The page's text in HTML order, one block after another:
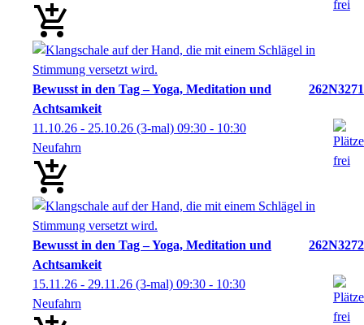
Bewusst in den Tag – Yoga, Meditation und
Achtsamkeit
262N3271
11.10.26 - 25.10.26 (3-mal) 09:30 - 10:30
Neufahrn
Bewusst in den Tag – Yoga, Meditation und
Achtsamkeit
262N3272
15.11.26 - 29.11.26 (3-mal) 09:30 - 10:30
Neufahrn